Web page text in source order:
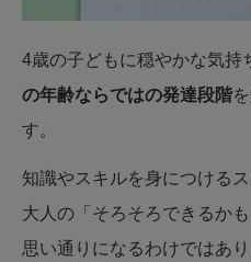
4歳の子どもに穏やかな気持
の年齢ならではの発達段階
す。
知識やスキルを身につける
大人の「そろそろできるか
思い通りになるわけではあり